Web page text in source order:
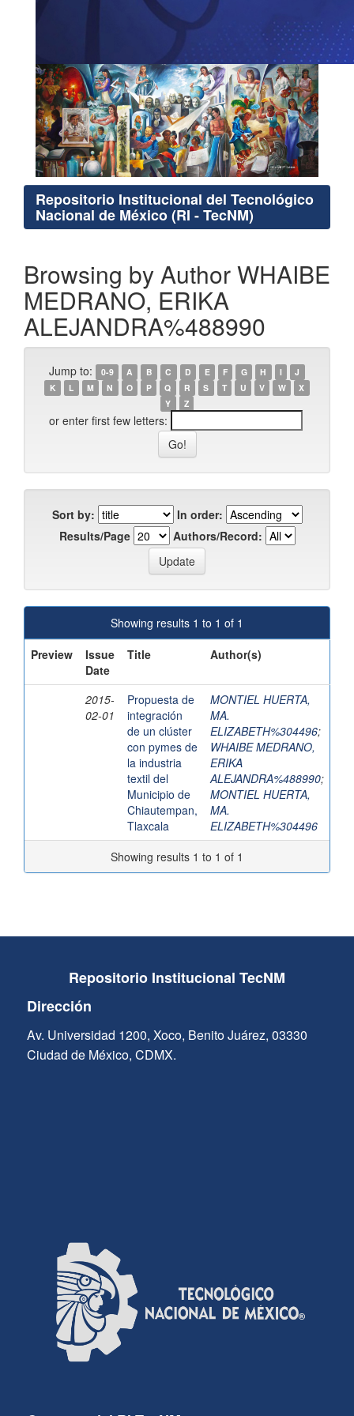
Repositorio Institucional del Tecnológico
Nacional de México (RI - TecNM)
Browsing by Author WHAIBE
MEDRANO, ERIKA
ALEJANDRA%488990
Jump to: 0-9 A B C D E F G H I
J
K
L M N O P Q R S T U V W
X
Y
Z
or enter first few letters:
Sort by:
In order:
Results/Page
Authors/Record:
Showing results 1 to 1 of 1
Preview
Issue
Date
Title Author(s)
2015-
02-01
Propuesta de
integración
de un clúster
con pymes de
la industria
textil del
Municipio de
Chiautempan,
Tlaxcala
MONTIEL HUERTA,
MA.
ELIZABETH%304496;
WHAIBE MEDRANO,
ERIKA
ALEJANDRA%488990;
MONTIEL HUERTA,
MA.
ELIZABETH%304496
Showing results 1 to 1 of 1
Repositorio Institucional TecNM
Dirección
Av. Universidad 1200, Xoco, Benito Juárez, 03330
Ciudad de México, CDMX.